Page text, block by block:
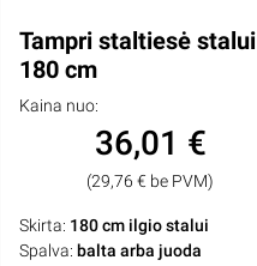
Tampri staltiesė stalui
180 cm
Kaina nuo:
36,01 €
(29,76 € be PVM)
Skirta: 180 cm ilgio stalui
Spalva: balta arba juoda